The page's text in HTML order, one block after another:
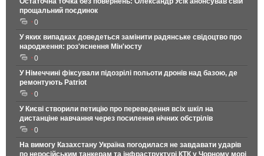
прощальний поєдинок
0
У яких випадках доведеться замінити радянське свідоцтво про
народження: роз'яснення Мін'юсту
0
У Німеччині фіксували підозрілі польоти дронів над базою, де
ремонтують Patriot
0
У Києві створили петицію про переведення всіх шкіл на
дистанціне навчання через посилення нічних обстрілів
0
На вимогу Казахстану Україна погодилася не завдавати ударів